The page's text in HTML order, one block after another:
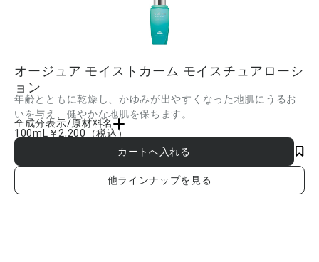
オージュア モイストカーム モイスチュアローシ
ョン
年齢とともに乾燥し、かゆみが出やすくなった地肌にうるお
いを与え、健やかな地肌を保ちます。
全成分表示/原材料名
水、DPG、グリセリン、ポリソルベート20、イソノナン酸イソトリデシル、PEG-
20、トレハロース、ローヤルゼリーエキス、クエン酸、加水分解ローヤルゼリータン
パク、加水分解ダイズエキス(黒大豆)、ビターオレンジ果皮エキス、ジラウロイルグル
タミン酸リシンNa、PEG-40水添ヒマシ油、クエン酸Na、BG、エタノール、EDTA-
2Na、安息香酸Na、メチルパラベン、香料 ■成分内容は商品の改良等により更新さ
100mL ￥2,200 （税込）
他ラインナップを見る